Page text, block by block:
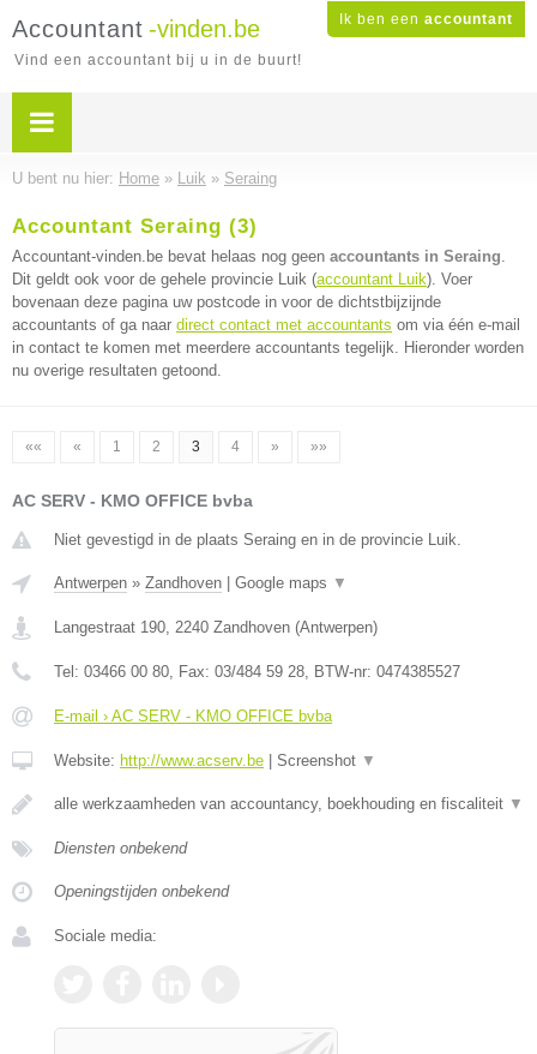
Ik ben een accountant
Accountant -vinden.be
Vind een accountant bij u in de buurt!
U bent nu hier: Home » Luik » Seraing
Accountant Seraing (3)
Accountant-vinden.be bevat helaas nog geen accountants in Seraing.
Dit geldt ook voor de gehele provincie Luik (accountant Luik). Voer
bovenaan deze pagina uw postcode in voor de dichtstbijzijnde
accountants of ga naar direct contact met accountants om via één e-mail
in contact te komen met meerdere accountants tegelijk. Hieronder worden
nu overige resultaten getoond.
«« « 1 2 3 4 » »»
AC SERV - KMO OFFICE bvba
Niet gevestigd in de plaats Seraing en in de provincie Luik.
Antwerpen » Zandhoven Google maps ▼
Langestraat 190, 2240 Zandhoven (Antwerpen)
Tel: 03466 00 80, Fax: 03/484 59 28, BTW-nr: 0474385527
E-mail › AC SERV - KMO OFFICE bvba
Website: http://www.acserv.be Screenshot ▼
alle werkzaamheden van accountancy, boekhouding en fiscaliteit ▼
Diensten onbekend
Openingstijden onbekend
Sociale media: